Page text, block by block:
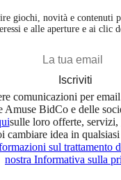
giochi, novità e contenuti
e alle aperture e ai clic
Iscriviti
comunicazioni per
Amuse BidCo e delle
sulle loro offerte,
cambiare idea in
sul trattamento
nostra Informativa sulla